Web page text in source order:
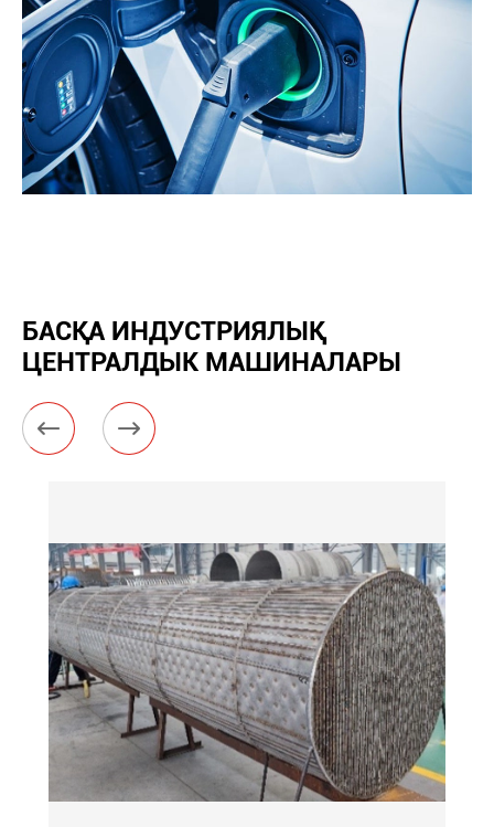
БАСҚА ИНДУСТРИЯЛЫҚ
ЦЕНТРАЛДЫК МАШИНАЛАРЫ
 